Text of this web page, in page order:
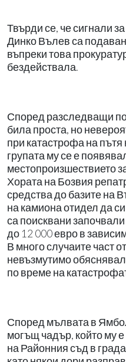
Твърди се, че сигнали
Динко Вълев са
въпреки това
бездействала.
Според разследващи
била проста, но
при катастрофа на
групата му се е
местопроизшествието
Хората на Бозвия
средства до базите на
на камиона отидел да
са поисквани
до 12 000 евро в
В много случаите част
невъзмутимо
повреме на
Според мълвата в
могъщ чадър, който му
на Районния съд в